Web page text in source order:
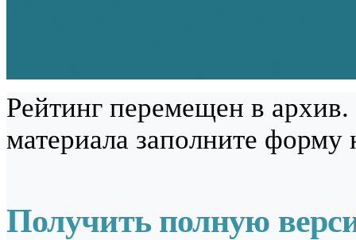
Рейтинг перемещен в
материала заполните форму
Получить полную